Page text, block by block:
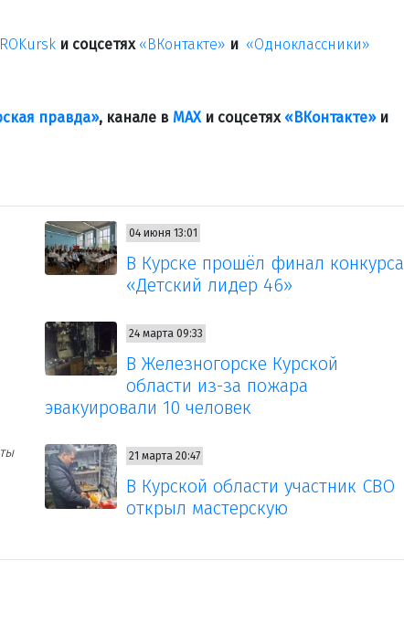
и соцсетях «ВКонтакте» и «Одноклассники»
правда», канале в МАХ и соцсетях «ВКонтакте»и
04 июня 13:01
В Курске прошёл финал конкурса
«Детский лидер 46»
24 марта 09:33
В Железногорске Курской
области из-за пожара
эвакуировали 10 человек
21 марта 20:47
В Курской области участник СВО
открыл мастерскую